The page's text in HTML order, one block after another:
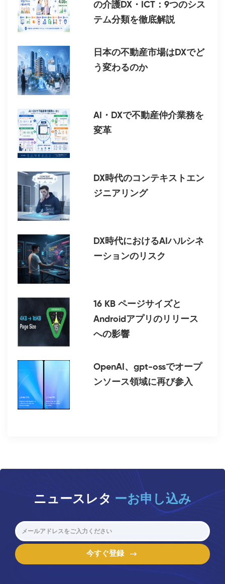
の介護DX・ICT：9つのシス
テム分類を徹底解説
日本の不動産市場はDXでど
う変わるのか
AI・DXで不動産仲介業務を
変革
DX時代のコンテキストエン
ジニアリング
DX時代におけるAIハルシネ
ーションのリスク
16 KB ページサイズと
Androidアプリのリリース
への影響
OpenAI、gpt-ossでオープ
ンソース領域に再び参入
ニュースレタ ーお申し込み